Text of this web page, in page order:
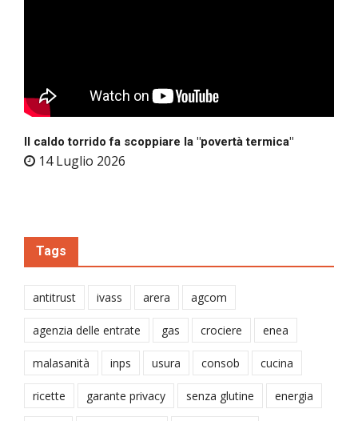
Il caldo torrido fa scoppiare la "povertà termica"
14 Luglio 2026
Tags
antitrust ivass arera agcom
agenzia delle entrate gas crociere enea
malasanità inps usura consob cucina
ricette garante privacy senza glutine energia